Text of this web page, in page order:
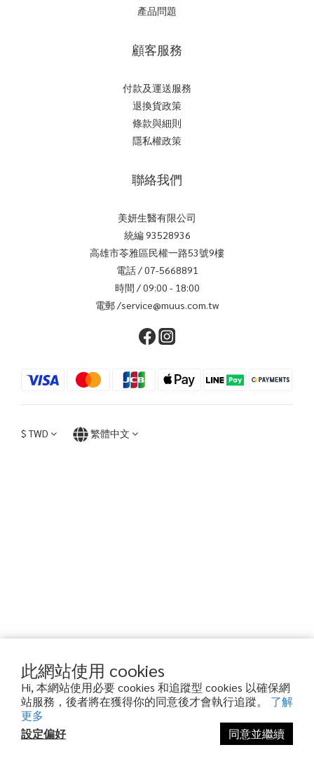
此網站使用 cookies
Hi, 本網站使用必要 cookies 和追蹤型 cookies 以確保網
站服務，後者將在獲得你的同意後才會執行追蹤。 了解
更多
設定偏好
同意並繼續
產品問題
顧客服務
付款及運送服務
退換貨政策
條款與細則
隱私權政策
聯絡我們
美妍生醫有限公司
統編 93528936
高雄市苓雅區民權一路53號9樓
電話 / 07-5668891
時間 / 09:00 - 18:00
電郵 /service@muus.com.tw
$ TWD 繁體中文